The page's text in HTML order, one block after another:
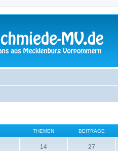
THEMEN BEITRÄGE
14 27